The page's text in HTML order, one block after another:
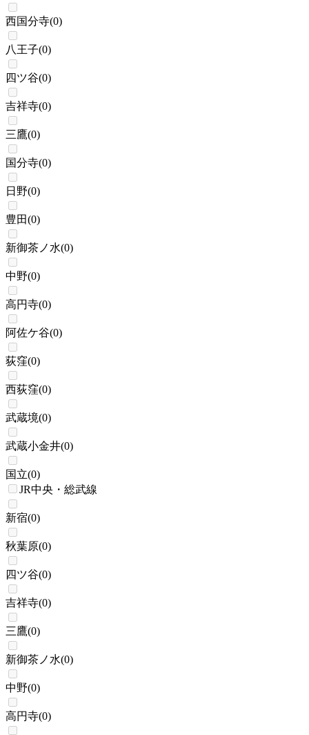
西国分寺(0)
八王子(0)
四ツ谷(0)
吉祥寺(0)
三鷹(0)
国分寺(0)
日野(0)
豊田(0)
新御茶ノ水(0)
中野(0)
高円寺(0)
阿佐ケ谷(0)
荻窪(0)
西荻窪(0)
武蔵境(0)
武蔵小金井(0)
国立(0)
JR中央・総武線
新宿(0)
秋葉原(0)
四ツ谷(0)
吉祥寺(0)
三鷹(0)
新御茶ノ水(0)
中野(0)
高円寺(0)